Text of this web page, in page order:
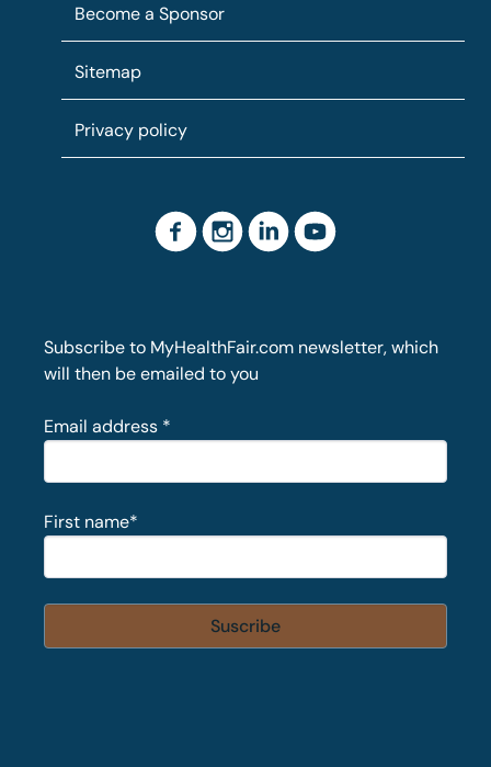
Become a Sponsor
Sitemap
Privacy policy
Subscribe to MyHealthFair.com newsletter, which
will then be emailed to you
Email address *
First name*